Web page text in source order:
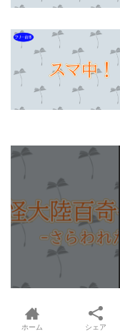
ホーム シェア